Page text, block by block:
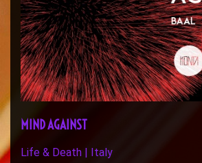
MIND AGAINST
Life & Death | Italy